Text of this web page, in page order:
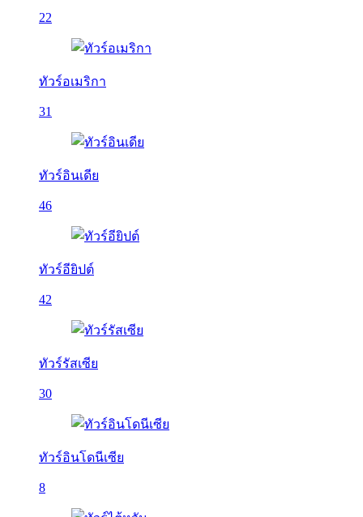
22
ทัวร์อเมริกา
31
ทัวร์อินเดีย
46
ทัวร์อียิปต์
42
ทัวร์รัสเซีย
30
ทัวร์อินโดนีเซีย
8